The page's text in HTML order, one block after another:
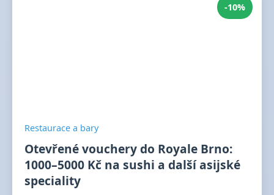
-10%
Restaurace a bary
Otevřené vouchery do Royale Brno:
1000–5000 Kč na sushi a další asijské
speciality